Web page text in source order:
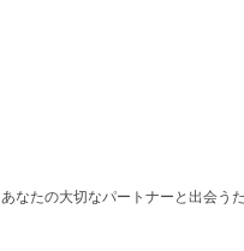
あなたの大切なパートナーと出会う